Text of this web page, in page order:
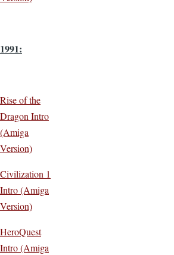
1991:
Rise of the
Dragon Intro
(Amiga
Version)
Civilization 1
Intro (Amiga
Version)
HeroQuest
Intro (Amiga